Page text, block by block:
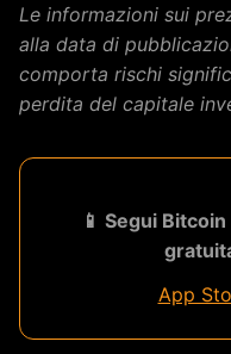
Le informazioni sui
alla data di
comporta rischi
perdita del capitale
📱 Segui
App